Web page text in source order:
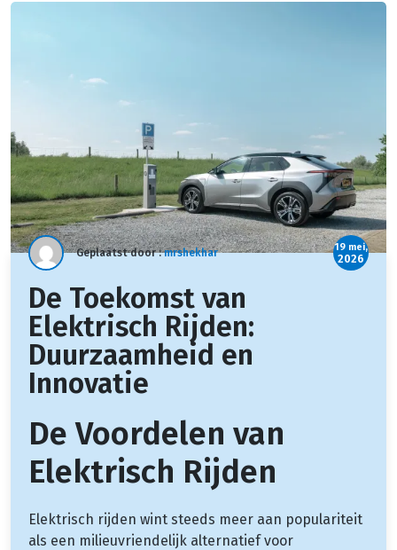
Geplaatst door :mrshekhar 19 mei,
2026
De Toekomst van
Elektrisch Rijden:
Duurzaamheid en
Innovatie
De Voordelen van
Elektrisch Rijden
Elektrisch rijden wint steeds meer aan populariteit
als een milieuvriendelijk alternatief voor